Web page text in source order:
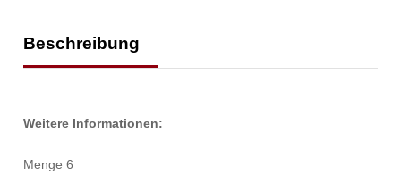
Beschreibung
Weitere Informationen:
Menge 6